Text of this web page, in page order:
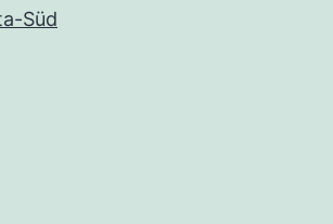
Süd